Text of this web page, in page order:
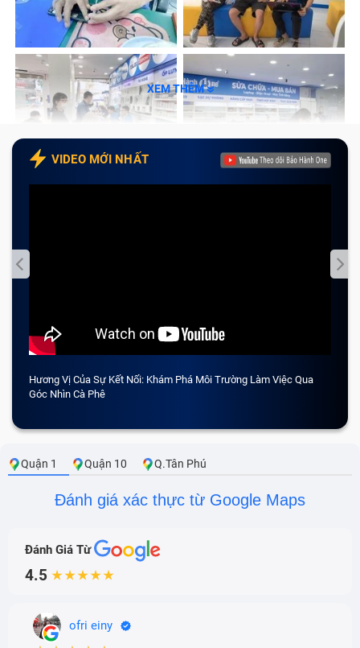
XEM THÊM
VIDEO MỚI NHẤT
Hương Vị Của Sự Kết Nối: Khám Phá Môi Trường Làm Việc Qua
Góc Nhìn Cà Phê
Quận 1 Quận 10 Q.Tân Phú
Đánh giá xác thực từ Google Maps
Đánh Giá Từ
4.5 ★★★★★
ofri einy